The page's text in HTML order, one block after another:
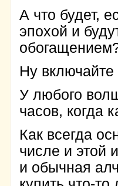
А что будет,
эпохой и
Ну включайте
У любого
часов, когда
Как всегда
числе и этой
и обычная